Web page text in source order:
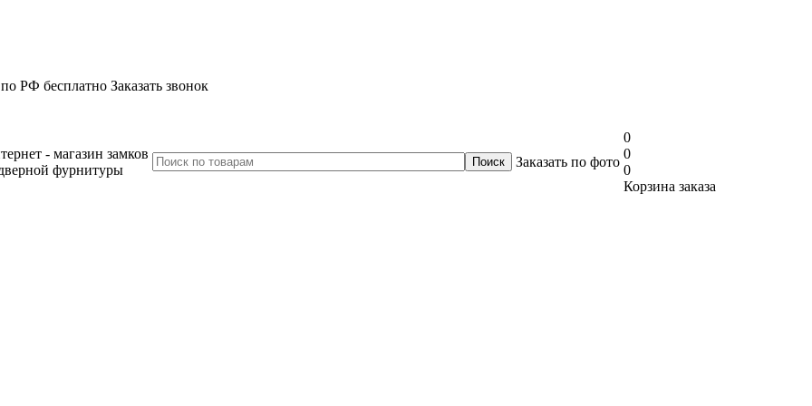
РФ бесплатно Заказать звонок
- магазин замков
фурнитуры
Заказать по фото
0
0
0
Корзина заказа